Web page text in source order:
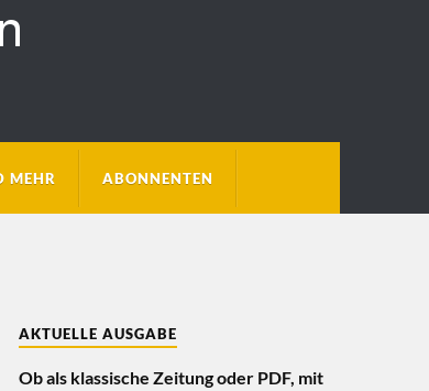
MEHR ABONNENTEN
AKTUELLE AUSGABE
Ob als klassische Zeitung oder PDF, mit